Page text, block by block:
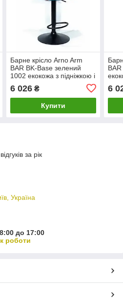
Барне крісло Arno Arm
BAR BK-Base зелений
1002 екокожа з підніжкою і
регулюванням висоти
6 026₴
Купити
6
за рік
Україна
до 17:00
роботи